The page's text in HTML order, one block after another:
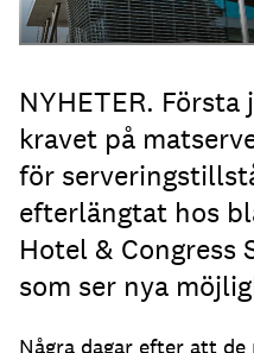
NYHETER.
kravet på
för
efterlängtat hos
Hotel & Congress
som ser nya
Några dagar efter att